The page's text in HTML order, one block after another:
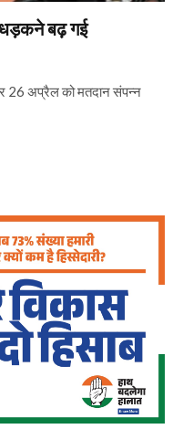
बढ़ गई
26 अप्रैल को मतदान संपन्न